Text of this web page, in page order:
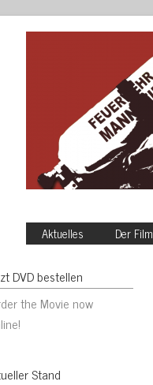
Aktuelles Der Film
DVD bestellen
the Movie now
Stand